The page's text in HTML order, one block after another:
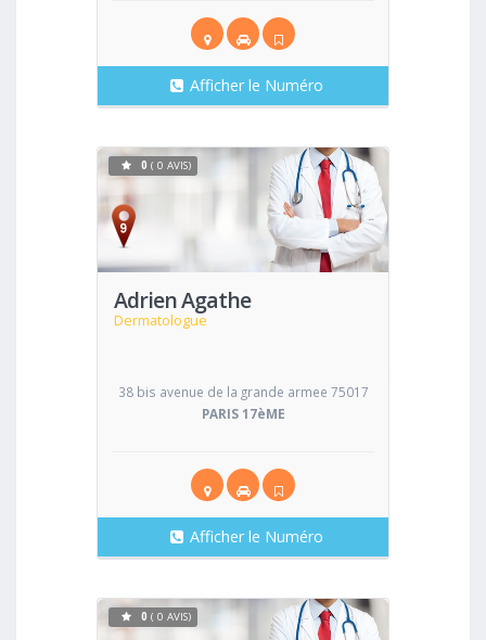
Afficher le Numéro
Adrien Agathe
Dermatologue
Voir
0 ( 0 AVIS)
38 bis avenue de la grande armee 75017
PARIS 17èME
Afficher le Numéro
0 ( 0 AVIS)